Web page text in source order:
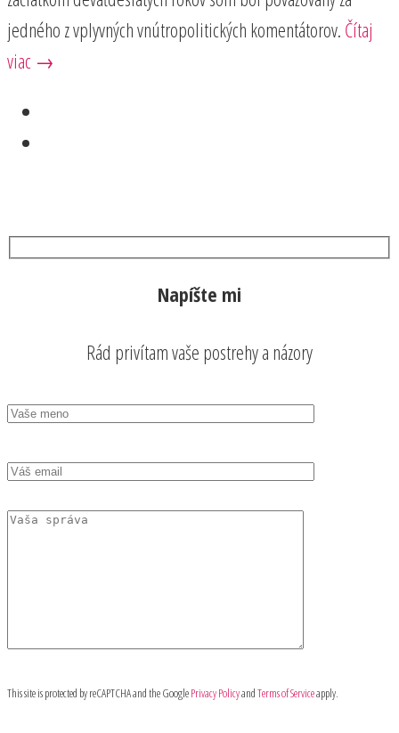
jedného z vplyvných vnútropolitických komentátorov. Čítaj
viac →
Napíšte mi
Rád privítam vaše postrehy a názory
This site is protected by reCAPTCHA and the GooglePrivacy PolicyandTerms of Serviceapply.